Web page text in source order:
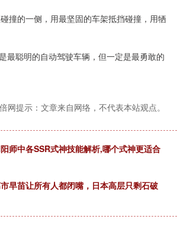
撞的一侧，用最坚固的车架抵挡碰撞，用牺
最聪明的自动驾驶车辆，但一定是最勇敢的
网提示：文章来自网络，不代表本站观点。
师中各SSR式神技能解析,哪个式神更适合
早苗让所有人都闭嘴，日本高层只剩石破